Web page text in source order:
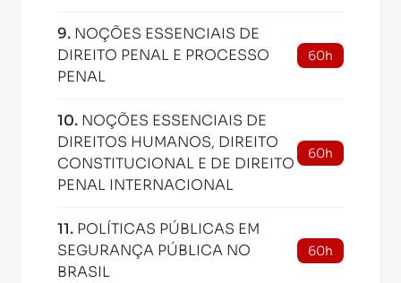
9. NOÇÕES ESSENCIAIS DE
DIREITO PENAL E PROCESSO
PENAL
60h
10. NOÇÕES ESSENCIAIS DE
DIREITOS HUMANOS, DIREITO
CONSTITUCIONAL E DE DIREITO
PENAL INTERNACIONAL
60h
11. POLÍTICAS PÚBLICAS EM
SEGURANÇA PÚBLICA NO
BRASIL
60h